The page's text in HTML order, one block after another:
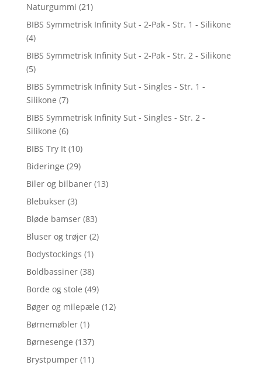
Naturgummi (21)
BIBS Symmetrisk Infinity Sut - 2-Pak - Str. 1 - Silikone
(4)
BIBS Symmetrisk Infinity Sut - 2-Pak - Str. 2 - Silikone
(5)
BIBS Symmetrisk Infinity Sut - Singles - Str. 1 -
Silikone (7)
BIBS Symmetrisk Infinity Sut - Singles - Str. 2 -
Silikone (6)
BIBS Try It (10)
Bideringe (29)
Biler og bilbaner (13)
Blebukser (3)
Bløde bamser (83)
Bluser og trøjer (2)
Bodystockings (1)
Boldbassiner (38)
Borde og stole (49)
Bøger og milepæle (12)
Børnemøbler (1)
Børnesenge (137)
Brystpumper (11)